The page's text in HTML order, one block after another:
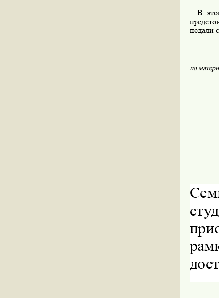
В
подали
по